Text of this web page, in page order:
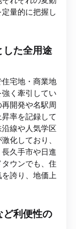
量的に把握し
した全用途
宅地・商業地
く牽引してい
開発や名駅周
率を記録して
線や人気学区
化しており、
久手市や日進
ウンでも、住
誇り、地価上
ど利便性の